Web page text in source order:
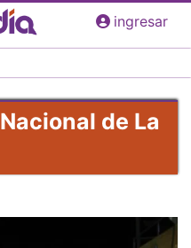
ingresar
de La